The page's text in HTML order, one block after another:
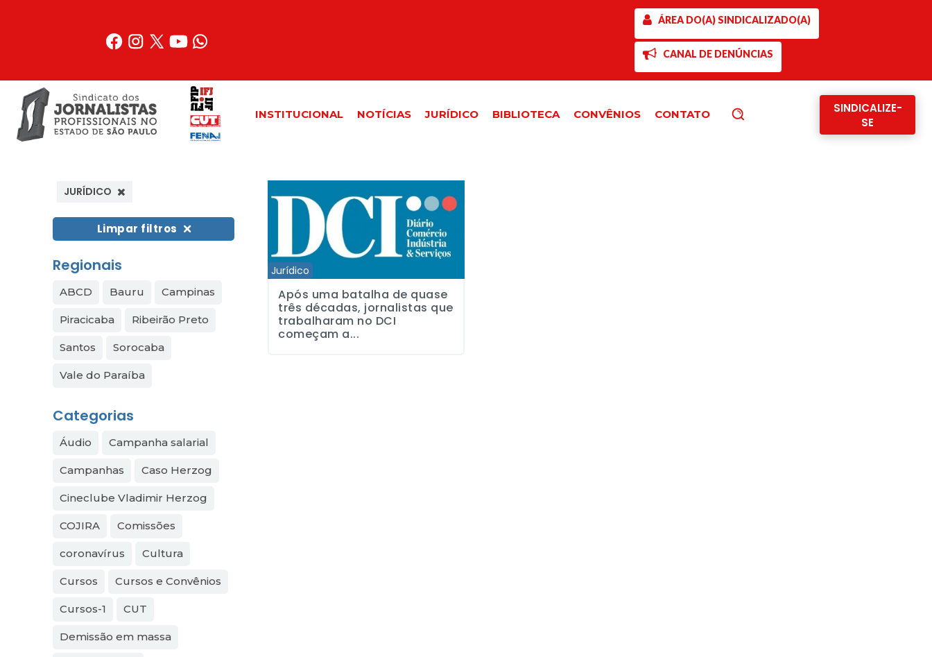
ÁREA DO(A) SINDICALIZADO(A)
CANAL DE DENÚNCIAS
INSTITUCIONAL NOTÍCIAS JURÍDICO BIBLIOTECA CONVÊNIOS CONTATO
SINDICALIZE-
SE
JURÍDICO
Limpar filtros
Regionais
ABCD Bauru Campinas
Piracicaba Ribeirão Preto
Santos Sorocaba
Vale do Paraíba
Categorias
Áudio Campanha salarial
Campanhas Caso Herzog
Cineclube Vladimir Herzog
COJIRA Comissões
coronavírus Cultura
Cursos Cursos e Convênios
Cursos-1 CUT
Demissão em massa
Jurídico
Após uma batalha de quase
três décadas, jornalistas que
trabalharam no DCI
começam a...